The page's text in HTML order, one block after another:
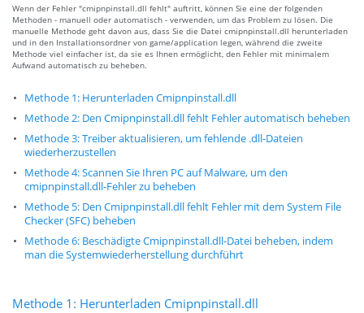
Wenn der Fehler "cmipnpinstall.dll fehlt" auftritt, können Sie eine der folgenden
Methoden - manuell oder automatisch - verwenden, um das Problem zu lösen. Die
manuelle Methode geht davon aus, dass Sie die Datei cmipnpinstall.dll herunterladen
und in den Installationsordner von game/application legen, während die zweite
Methode viel einfacher ist, da sie es Ihnen ermöglicht, den Fehler mit minimalem
Aufwand automatisch zu beheben.
Methode 1: Herunterladen Cmipnpinstall.dll
Methode 2: Den Cmipnpinstall.dll fehlt Fehler automatisch beheben
Methode 3: Treiber aktualisieren, um fehlende .dll-Dateien
wiederherzustellen
Methode 4: Scannen Sie Ihren PC auf Malware, um den
cmipnpinstall.dll-Fehler zu beheben
Methode 5: Den Cmipnpinstall.dll fehlt Fehler mit dem System File
Checker (SFC) beheben
Methode 6: Beschädigte Cmipnpinstall.dll-Datei beheben, indem
man die Systemwiederherstellung durchführt
Methode 1: Herunterladen Cmipnpinstall.dll